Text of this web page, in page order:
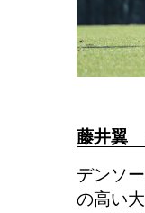
藤井翼
デンソ
の高い